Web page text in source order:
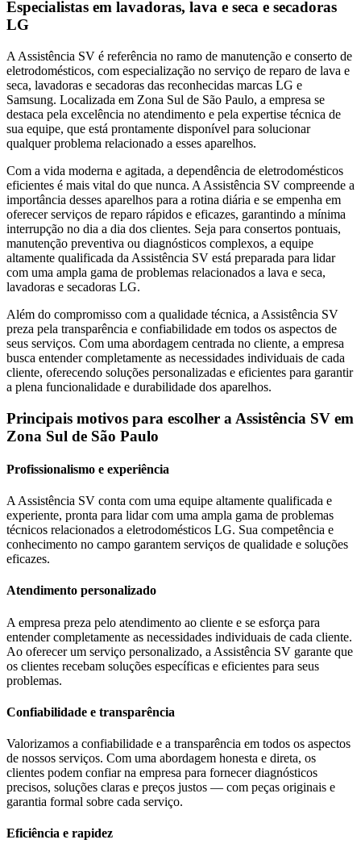
Especialistas em lavadoras, lava e seca e secadoras
LG
A Assistência SV é referência no ramo de manutenção e conserto de
eletrodomésticos, com especialização no serviço de reparo de lava e
seca, lavadoras e secadoras das reconhecidas marcas LG e
Samsung. Localizada em Zona Sul de São Paulo, a empresa se
destaca pela excelência no atendimento e pela expertise técnica de
sua equipe, que está prontamente disponível para solucionar
qualquer problema relacionado a esses aparelhos.
Com a vida moderna e agitada, a dependência de eletrodomésticos
eficientes é mais vital do que nunca. A Assistência SV compreende a
importância desses aparelhos para a rotina diária e se empenha em
oferecer serviços de reparo rápidos e eficazes, garantindo a mínima
interrupção no dia a dia dos clientes. Seja para consertos pontuais,
manutenção preventiva ou diagnósticos complexos, a equipe
altamente qualificada da Assistência SV está preparada para lidar
com uma ampla gama de problemas relacionados a lava e seca,
lavadoras e secadoras LG.
Além do compromisso com a qualidade técnica, a Assistência SV
preza pela transparência e confiabilidade em todos os aspectos de
seus serviços. Com uma abordagem centrada no cliente, a empresa
busca entender completamente as necessidades individuais de cada
cliente, oferecendo soluções personalizadas e eficientes para garantir
a plena funcionalidade e durabilidade dos aparelhos.
Principais motivos para escolher a Assistência SV em
Zona Sul de São Paulo
Profissionalismo e experiência
A Assistência SV conta com uma equipe altamente qualificada e
experiente, pronta para lidar com uma ampla gama de problemas
técnicos relacionados a eletrodomésticos LG. Sua competência e
conhecimento no campo garantem serviços de qualidade e soluções
eficazes.
Atendimento personalizado
A empresa preza pelo atendimento ao cliente e se esforça para
entender completamente as necessidades individuais de cada cliente.
Ao oferecer um serviço personalizado, a Assistência SV garante que
os clientes recebam soluções específicas e eficientes para seus
problemas.
Confiabilidade e transparência
Valorizamos a confiabilidade e a transparência em todos os aspectos
de nossos serviços. Com uma abordagem honesta e direta, os
clientes podem confiar na empresa para fornecer diagnósticos
precisos, soluções claras e preços justos — com peças originais e
garantia formal sobre cada serviço.
Eficiência e rapidez